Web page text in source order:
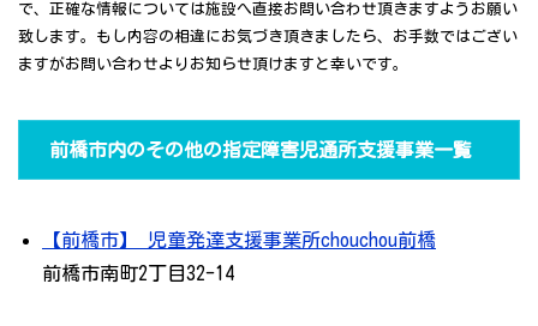
で、正確な情報については施設へ直接お問い合わせ頂きますようお願い
致します。もし内容の相違にお気づき頂きましたら、お手数ではござい
ますがお問い合わせよりお知らせ頂けますと幸いです。
前橋市内のその他の指定障害児通所支援事業一覧
【前橋市】 児童発達支援事業所chouchou前橋
前橋市南町2丁目32-14